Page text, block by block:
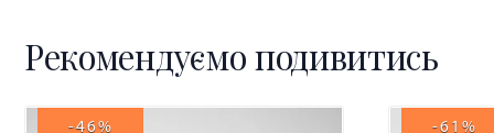
Рекомендуємо подивитись
-46% -61%